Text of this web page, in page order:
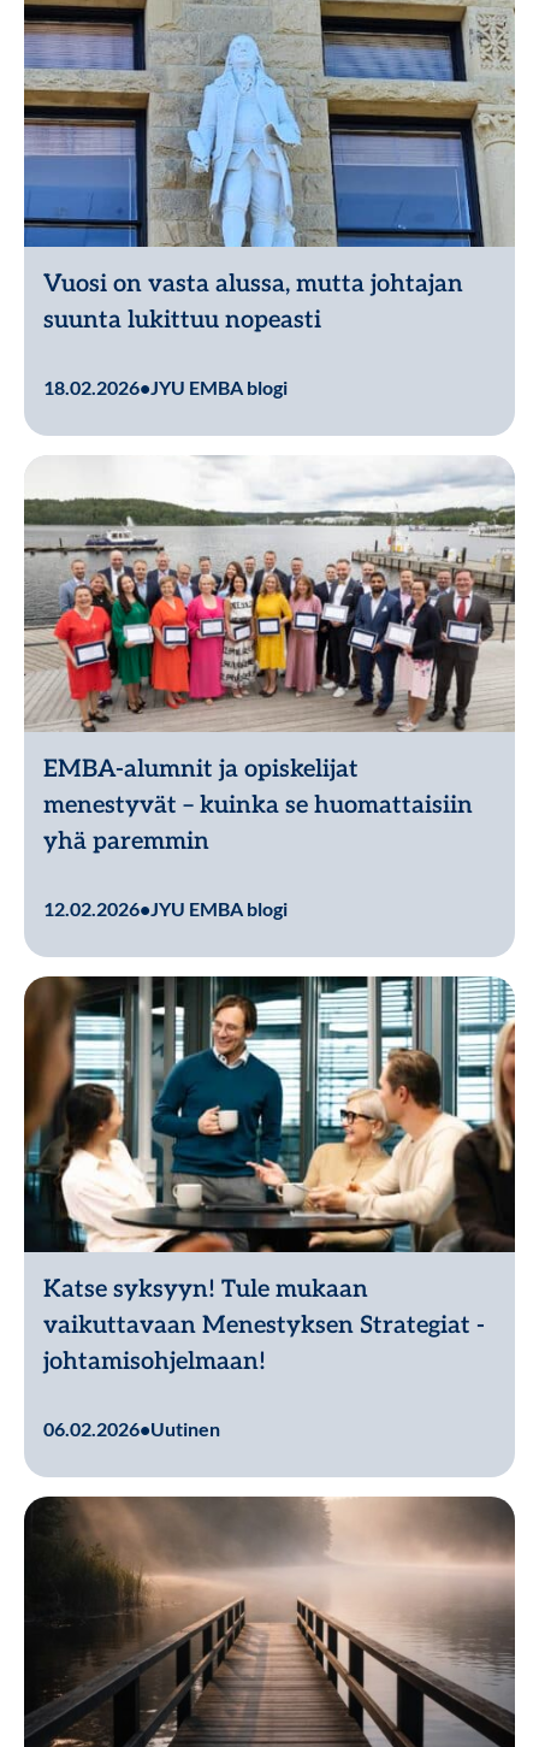
Vuosi on vasta alussa, mutta johtajan
suunta lukittuu nopeasti
18.02.2026•JYU EMBA blogi
EMBA-alumnit ja opiskelijat
menestyvät – kuinka se huomattaisiin
yhä paremmin
12.02.2026• JYU EMBA blogi
Katse syksyyn! Tule mukaan
vaikuttavaan Menestyksen Strategiat -
johtamisohjelmaan!
06.02.2026•Uutinen